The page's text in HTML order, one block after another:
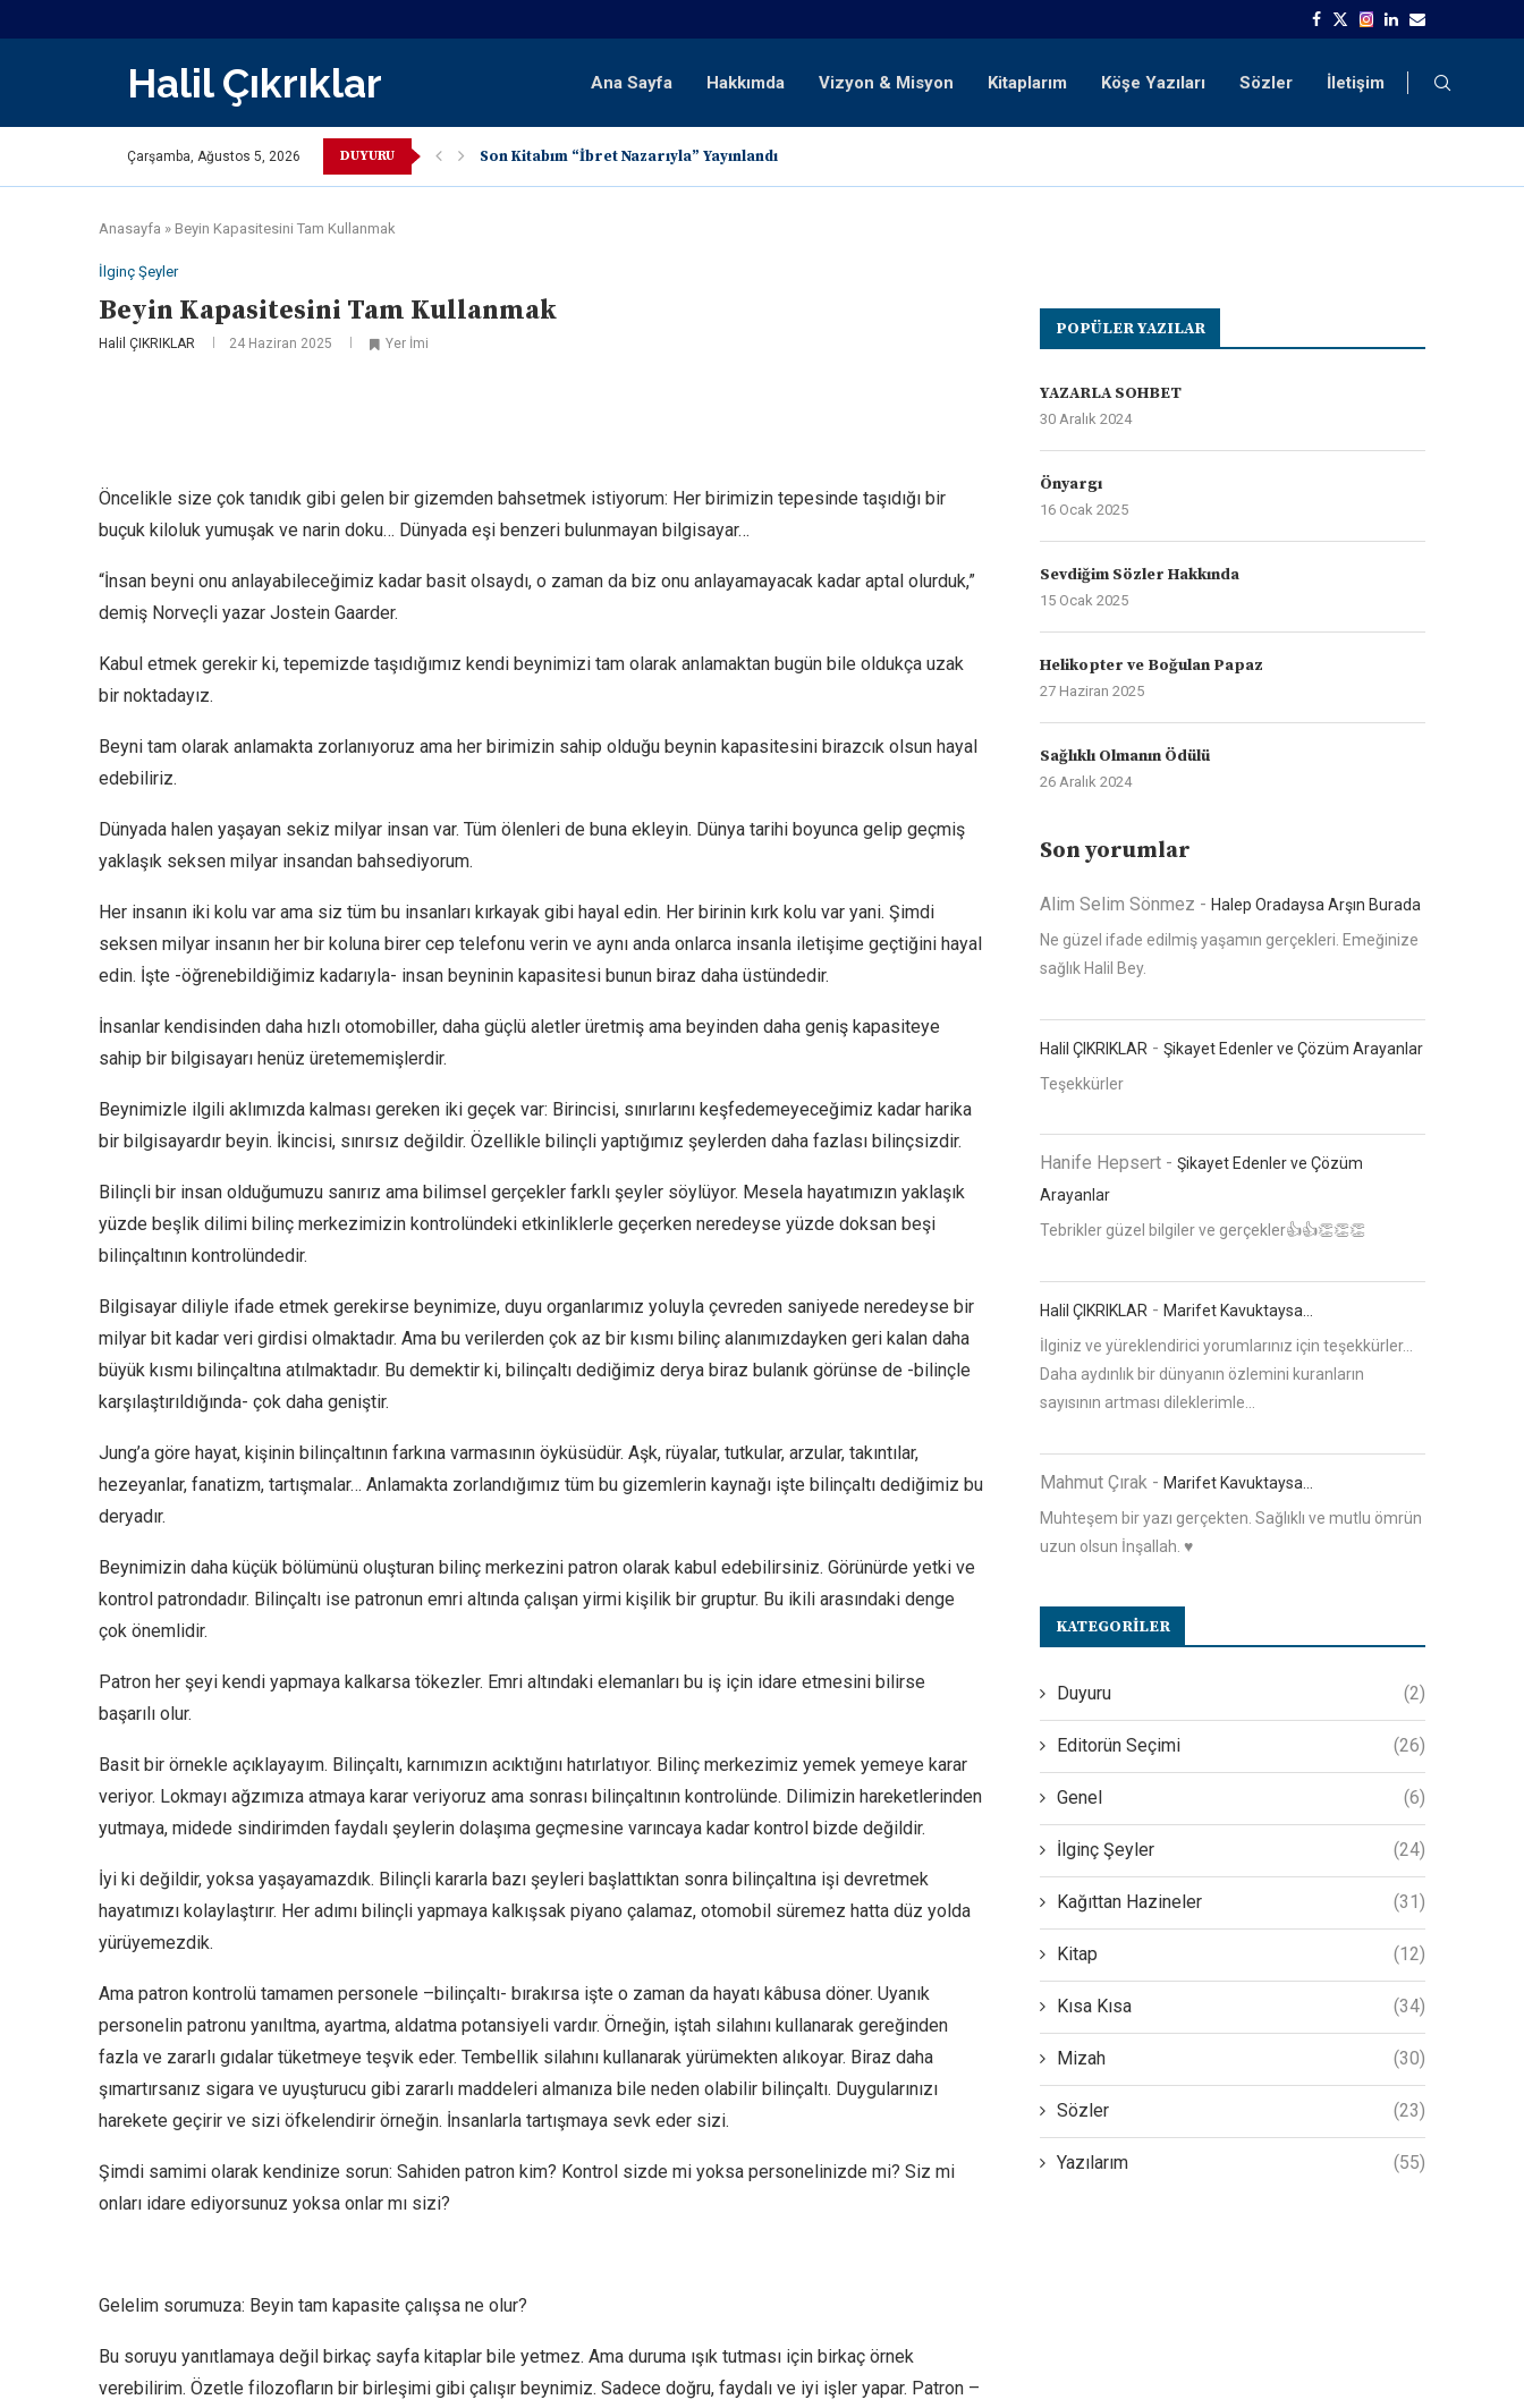
Halil Çıkrıklar Ana Sayfa Hakkımda Vizyon & Misyon Kitaplarım Köşe Yazıları Sözler İletişim
Çarşamba, Ağustos 5, 2026 DUYURU Son Kitabım “İbret Nazarıyla” Yayınlandı
Anasayfa » Beyin Kapasitesini Tam Kullanmak
İlginç Şeyler
Beyin Kapasitesini Tam Kullanmak
Halil ÇIKRIKLAR 24 Haziran 2025 Yer İmi
Öncelikle size çok tanıdık gibi gelen bir gizemden bahsetmek istiyorum: Her birimizin tepesinde taşıdığı bir
buçuk kiloluk yumuşak ve narin doku… Dünyada eşi benzeri bulunmayan bilgisayar…
“İnsan beyni onu anlayabileceğimiz kadar basit olsaydı, o zaman da biz onu anlayamayacak kadar aptal olurduk,”
demiş Norveçli yazar Jostein Gaarder.
Kabul etmek gerekir ki, tepemizde taşıdığımız kendi beynimizi tam olarak anlamaktan bugün bile oldukça uzak
bir noktadayız.
Beyni tam olarak anlamakta zorlanıyoruz ama her birimizin sahip olduğu beynin kapasitesini birazcık olsun hayal
edebiliriz.
Dünyada halen yaşayan sekiz milyar insan var. Tüm ölenleri de buna ekleyin. Dünya tarihi boyunca gelip geçmiş
yaklaşık seksen milyar insandan bahsediyorum.
Her insanın iki kolu var ama siz tüm bu insanları kırkayak gibi hayal edin. Her birinin kırk kolu var yani. Şimdi
seksen milyar insanın her bir koluna birer cep telefonu verin ve aynı anda onlarca insanla iletişime geçtiğini hayal
edin. İşte -öğrenebildiğimiz kadarıyla- insan beyninin kapasitesi bunun biraz daha üstündedir.
İnsanlar kendisinden daha hızlı otomobiller, daha güçlü aletler üretmiş ama beyinden daha geniş kapasiteye
sahip bir bilgisayarı henüz üretememişlerdir.
Beynimizle ilgili aklımızda kalması gereken iki geçek var: Birincisi, sınırlarını keşfedemeyeceğimiz kadar harika
bir bilgisayardır beyin. İkincisi, sınırsız değildir. Özellikle bilinçli yaptığımız şeylerden daha fazlası bilinçsizdir.
Bilinçli bir insan olduğumuzu sanırız ama bilimsel gerçekler farklı şeyler söylüyor. Mesela hayatımızın yaklaşık
yüzde beşlik dilimi bilinç merkezimizin kontrolündeki etkinliklerle geçerken neredeyse yüzde doksan beşi
bilinçaltının kontrolündedir.
Bilgisayar diliyle ifade etmek gerekirse beynimize, duyu organlarımız yoluyla çevreden saniyede neredeyse bir
milyar bit kadar veri girdisi olmaktadır. Ama bu verilerden çok az bir kısmı bilinç alanımızdayken geri kalan daha
büyük kısmı bilinçaltına atılmaktadır. Bu demektir ki, bilinçaltı dediğimiz derya biraz bulanık görünse de -bilinçle
karşılaştırıldığında- çok daha geniştir.
Jung’a göre hayat, kişinin bilinçaltının farkına varmasının öyküsüdür. Aşk, rüyalar, tutkular, arzular, takıntılar,
hezeyanlar, fanatizm, tartışmalar… Anlamakta zorlandığımız tüm bu gizemlerin kaynağı işte bilinçaltı dediğimiz bu
deryadır.
Beynimizin daha küçük bölümünü oluşturan bilinç merkezini patron olarak kabul edebilirsiniz. Görünürde yetki ve
kontrol patrondadır. Bilinçaltı ise patronun emri altında çalışan yirmi kişilik bir gruptur. Bu ikili arasındaki denge
çok önemlidir.
Patron her şeyi kendi yapmaya kalkarsa tökezler. Emri altındaki elemanları bu iş için idare etmesini bilirse
başarılı olur.
Basit bir örnekle açıklayayım. Bilinçaltı, karnımızın acıktığını hatırlatıyor. Bilinç merkezimiz yemek yemeye karar
veriyor. Lokmayı ağzımıza atmaya karar veriyoruz ama sonrası bilinçaltının kontrolünde. Dilimizin hareketlerinden
yutmaya, midede sindirimden faydalı şeylerin dolaşıma geçmesine varıncaya kadar kontrol bizde değildir.
İyi ki değildir, yoksa yaşayamazdık. Bilinçli kararla bazı şeyleri başlattıktan sonra bilinçaltına işi devretmek
hayatımızı kolaylaştırır. Her adımı bilinçli yapmaya kalkışsak piyano çalamaz, otomobil süremez hatta düz yolda
yürüyemezdik.
Ama patron kontrolü tamamen personele –bilinçaltı- bırakırsa işte o zaman da hayatı kâbusa döner. Uyanık
personelin patronu yanıltma, ayartma, aldatma potansiyeli vardır. Örneğin, iştah silahını kullanarak gereğinden
fazla ve zararlı gıdalar tüketmeye teşvik eder. Tembellik silahını kullanarak yürümekten alıkoyar. Biraz daha
şımartırsanız sigara ve uyuşturucu gibi zararlı maddeleri almanıza bile neden olabilir bilinçaltı. Duygularınızı
harekete geçirir ve sizi öfkelendirir örneğin. İnsanlarla tartışmaya sevk eder sizi.
Şimdi samimi olarak kendinize sorun: Sahiden patron kim? Kontrol sizde mi yoksa personelinizde mi? Siz mi
onları idare ediyorsunuz yoksa onlar mı sizi?
Gelelim sorumuza: Beyin tam kapasite çalışsa ne olur?
Bu soruyu yanıtlamaya değil birkaç sayfa kitaplar bile yetmez. Ama duruma ışık tutması için birkaç örnek
verebilirim. Özetle filozofların bir birleşimi gibi çalışır beynimiz. Sadece doğru, faydalı ve iyi işler yapar. Patron –
POPÜLER YAZILAR
YAZARLA SOHBET
30 Aralık 2024
Önyargı
16 Ocak 2025
Sevdiğim Sözler Hakkında
15 Ocak 2025
Helikopter ve Boğulan Papaz
27 Haziran 2025
Sağlıklı Olmanın Ödülü
26 Aralık 2024
Son yorumlar
Alim Selim Sönmez - Halep Oradaysa Arşın Burada
Ne güzel ifade edilmiş yaşamın gerçekleri. Emeğinize
sağlık Halil Bey.
Halil ÇIKRIKLAR - Şikayet Edenler ve Çözüm Arayanlar
Teşekkürler
Hanife Hepsert - Şikayet Edenler ve Çözüm
Arayanlar
Tebrikler güzel bilgiler ve gerçekler👍👍👏👏👏
Halil ÇIKRIKLAR - Marifet Kavuktaysa…
İlginiz ve yüreklendirici yorumlarınız için teşekkürler...
Daha aydınlık bir dünyanın özlemini kuranların
sayısının artması dileklerimle...
Mahmut Çırak - Marifet Kavuktaysa…
Muhteşem bir yazı gerçekten. Sağlıklı ve mutlu ömrün
uzun olsun İnşallah. ♥️
KATEGORILER
Duyuru (2)
Editorün Seçimi (26)
Genel (6)
İlginç Şeyler (24)
Kağıttan Hazineler (31)
Kitap (12)
Kısa Kısa (34)
Mizah (30)
Sözler (23)
Yazılarım (55)